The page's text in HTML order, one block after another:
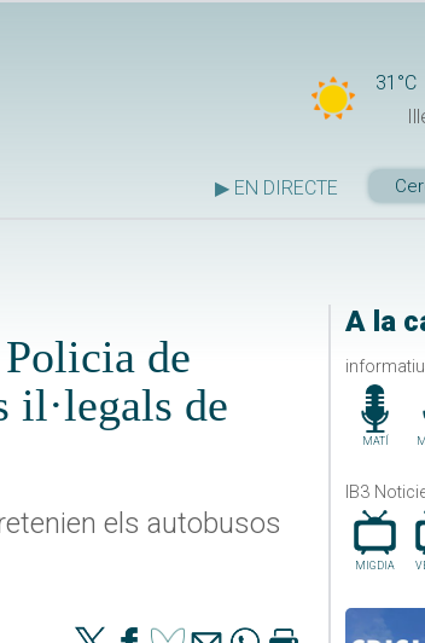
31°C
▶ EN DIRECTE
A la
MATÍ
IB3
MIGDIA
de
il·legals de
els autobusos